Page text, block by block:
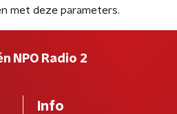
met deze parameters.
NPO Radio 2
Info